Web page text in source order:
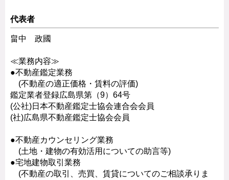
代表者
畠中 政國
≪業務内容≫
●不動産鑑定業務
(不動産の適正価格・賃料の評価)
鑑定業者登録広島県第（9）64号
(公社)日本不動産鑑定士協会連合会会員
(社)広島県不動産鑑定士協会会員
●不動産カウンセリング業務
(土地・建物の有効活用についての助言等)
●宅地建物取引業務
(不動産の取引、売買、賃貸についてのご相談承りま